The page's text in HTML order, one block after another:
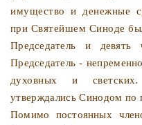
имущество и денежные
при Святейшем Синоде
Председатель и девять
Председатель -
духовных и
утверждались Синодом по
Помимо постоянных